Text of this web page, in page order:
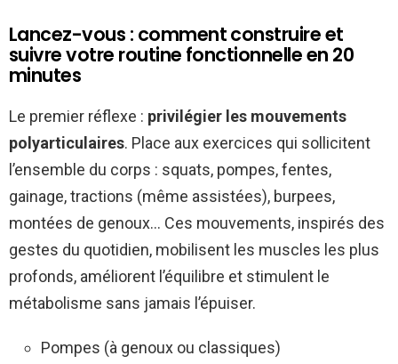
Lancez-vous : comment construire et
suivre votre routine fonctionnelle en 20
minutes
Le premier réflexe : privilégier les mouvements
polyarticulaires. Place aux exercices qui sollicitent
l’ensemble du corps : squats, pompes, fentes,
gainage, tractions (même assistées), burpees,
montées de genoux… Ces mouvements, inspirés des
gestes du quotidien, mobilisent les muscles les plus
profonds, améliorent l’équilibre et stimulent le
métabolisme sans jamais l’épuiser.
Pompes (à genoux ou classiques)